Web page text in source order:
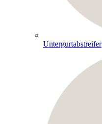
Untergurtabstreifer